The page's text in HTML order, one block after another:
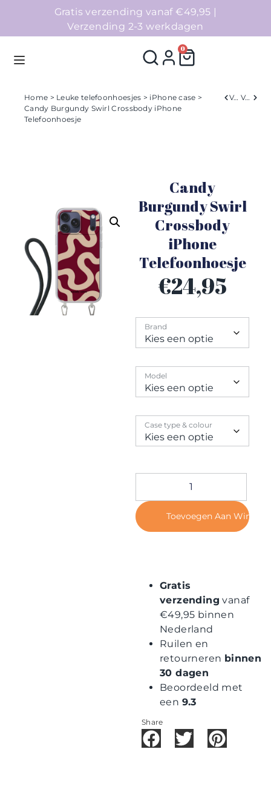
Gratis verzending vanaf €49,95 |
Verzending 2-3 werkdagen
0
Homepage
Collecties
Contact
Home > Leuke telefoonhoesjes > iPhone case >
Candy Burgundy Swirl Crossbody iPhone
Telefoonhoesje
Verleden Volgend
Candy
Burgundy Swirl
Crossbody
iPhone
Telefoonhoesje
€24,95
Brand
Model
Case type & colour
Toevoegen Aan
Gratis
verzending vanaf
€49,95 binnen
Nederland
Ruilen en
retourneren binnen
30 dagen
Beoordeeld met
een 9.3
Share